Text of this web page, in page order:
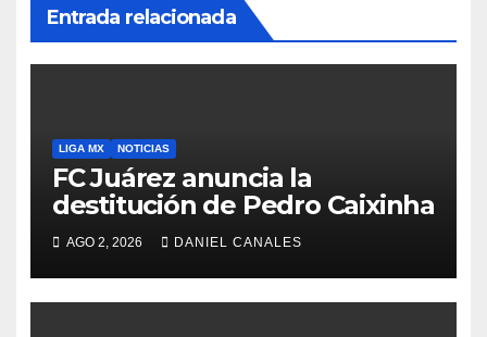
Entrada relacionada
LIGA MX NOTICIAS
FC Juárez anuncia la
destitución de Pedro Caixinha
AGO 2, 2026 DANIEL CANALES